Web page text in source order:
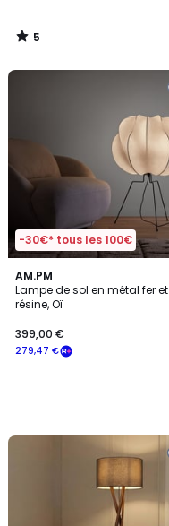
5
/
-30€* tous les 100€
AM.PM
Lampe de sol en métal fer et
résine, Oï
279,47 €
399,00 €